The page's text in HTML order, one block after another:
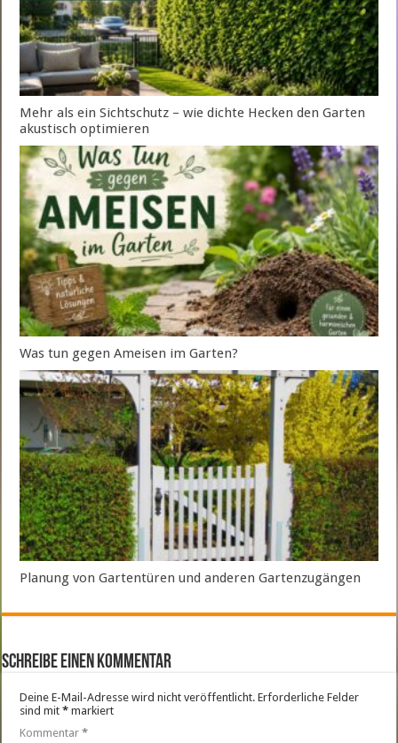
Mehr als ein Sichtschutz – wie dichte Hecken den Garten
akustisch optimieren
Was tun gegen Ameisen im Garten?
Planung von Gartentüren und anderen Gartenzugängen
Schreibe einen Kommentar
Deine E-Mail-Adresse wird nicht veröffentlicht. Erforderliche Felder
sind mit* markiert
Kommentar*